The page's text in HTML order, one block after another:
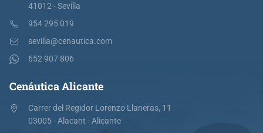
41012 - Sevilla
954 295 019
sevilla@cenautica.com
652 907 806
Cenáutica Alicante
Carrer del Regidor Lorenzo Llaneras, 11
03005 - Alacant - Alicante